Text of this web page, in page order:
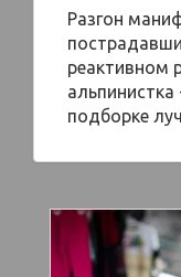
Разгон
реактивном
альпинистка
подборке